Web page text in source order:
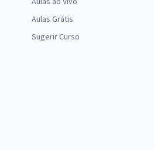
Aulas Grátis
Sugerir Curso